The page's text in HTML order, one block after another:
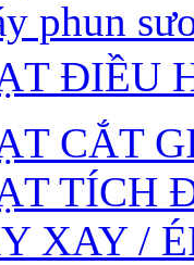
phun
ĐIỀU
CẮT
TÍCH
XAY /